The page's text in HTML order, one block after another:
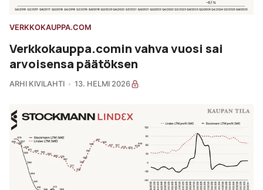
VERKKOKAUPPA.COM
Verkkokauppa.comin vahva vuosi sai
arvoisensa päätöksen
ARHI KIVILAHTI 13. HELMI 2026